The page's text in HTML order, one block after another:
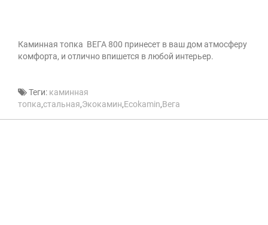
Каминная топка ВЕГА 800 принесет в ваш дом атмосферу
комфорта, и отлично впишется в любой интерьер.
Теги: каминная
топка,стальная,Экокамин,Ecokamin,Вега